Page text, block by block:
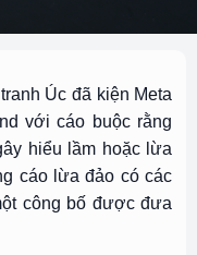
Úc đã kiện Meta
với cáo buộc rằng
hiểu lầm hoặc lừa
cáo lừa đảo có các
công bố được đưa